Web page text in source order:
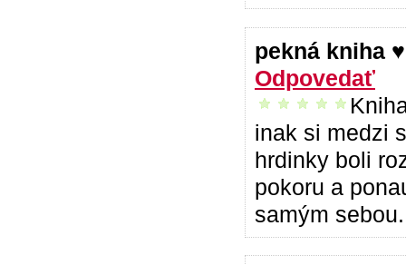
pekná kniha
Odpovedať
vrelo odporúčam
inak si medzi
hrdinky boli
pokoru a
samým